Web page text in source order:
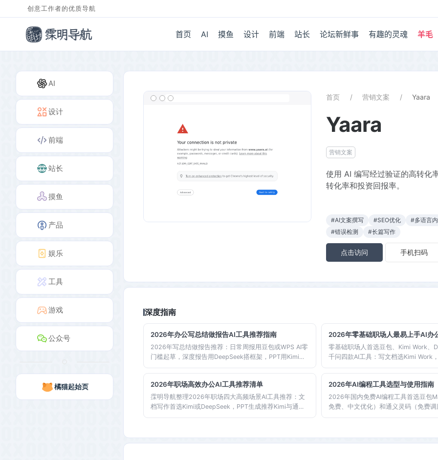
创意工作者的优质导航
首页 AI 摸鱼 设计 前端 站长 论坛新鲜事 有趣的灵魂 羊毛
AI
设计
前端
站长
摸鱼
产品
娱乐
工具
游戏
公众号
橘猫起始页
首页 营销文案 Yaara
Yaara
营销文案
使用 AI 编写经过验证的高转化
转化率和投资回报率。
#AI文案撰写 #SEO优化
#多语言
#错误检测
#长篇写作
点击访问 手机扫码
深度指南
2026年办公写总结做报告AI工具推荐指南
2026年写总结做报告推荐：日常周报用豆包或WPS AI零
门槛起草，深度报告用DeepSeek搭框架，PPT用Kimi
Slides一键生成，会议纪要用钉钉悟空或通义千问整理。
匹配自己岗位的工具组合。
2026年零基础职场人最易上手AI办
零基础职场人首选豆包、Kimi Work、
千问四款AI工具：写文档选Kimi Work
用钉钉选通义千问，严肃分析选
可上手。
2026年职场高效办公AI工具推荐清单
霂明导航整理2026年职场四大高频场景AI工具推荐：文
档写作首选Kimi或DeepSeek，PPT生成推荐Kimi与通义
千问，会议纪要用Kimi或豆包，数据分析DeepSeek表现
2026年AI编程工具选型与使用指南
2026年国内免费AI编程工具首选豆包
免费、中文优化）和通义灵码（免费
版）。前端开发者推荐MarsCode，后
合。霂明导航收录全部主流工具直达
验。